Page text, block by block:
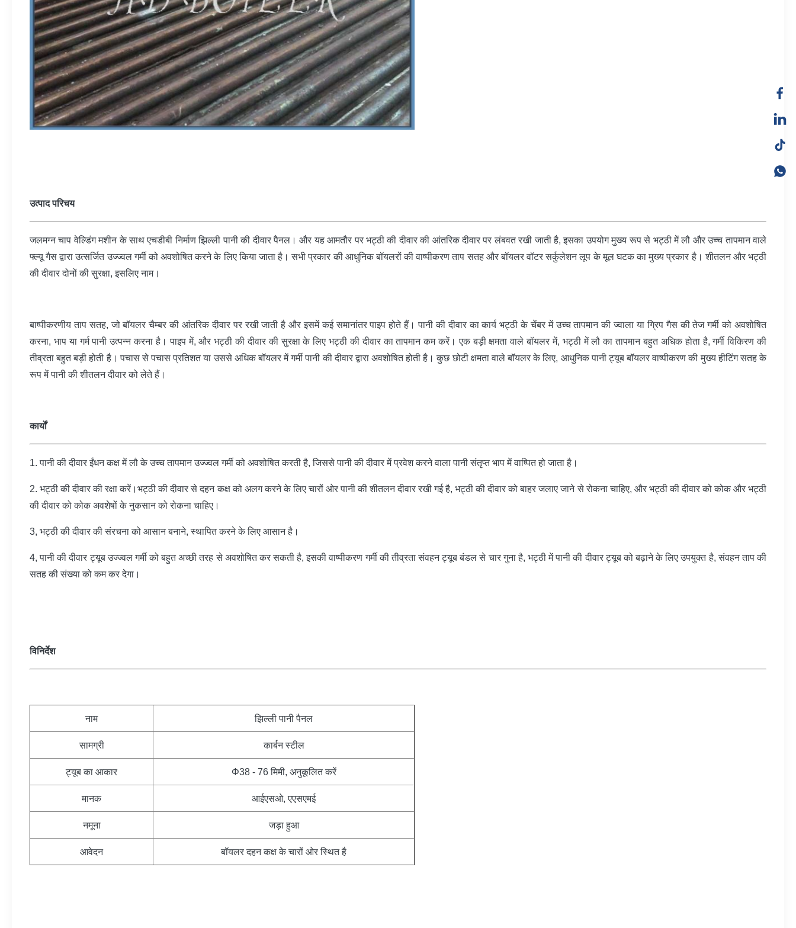
उत्पाद परिचय
जलमग्न चाप वेल्डिंग मशीन के साथ एचडीबी निर्माण झिल्ली पानी की दीवार पैनल। और यह आमतौर पर भट्ठी की दीवार की आंतरिक दीवार पर लंबवत रखी जाती है, इसका उपयोग मुख्य रूप से भट्ठी में लौ और उच्च तापमान वाले
फ्ल्यू गैस द्वारा उत्सर्जित उज्ज्वल गर्मी को अवशोषित करने के लिए किया जाता है। सभी प्रकार की आधुनिक बॉयलरों की वाष्पीकरण ताप सतह और बॉयलर वॉटर सर्कुलेशन लूप के मूल घटक का मुख्य प्रकार है। शीतलन और भट्ठी
की दीवार दोनों की सुरक्षा, इसलिए नाम।
बाष्पीकरणीय ताप सतह, जो बॉयलर चैम्बर की आंतरिक दीवार पर रखी जाती है और इसमें कई समानांतर पाइप होते हैं। पानी की दीवार का कार्य भट्ठी के चेंबर में उच्च तापमान की ज्वाला या ग्रिप गैस की तेज गर्मी को अवशोषित
करना, भाप या गर्म पानी उत्पन्न करना है। पाइप में, और भट्ठी की दीवार की सुरक्षा के लिए भट्ठी की दीवार का तापमान कम करें। एक बड़ी क्षमता वाले बॉयलर में, भट्ठी में लौ का तापमान बहुत अधिक होता है, गर्मी विकिरण की
तीव्रता बहुत बड़ी होती है। पचास से पचास प्रतिशत या उससे अधिक बॉयलर में गर्मी पानी की दीवार द्वारा अवशोषित होती है। कुछ छोटी क्षमता वाले बॉयलर के लिए, आधुनिक पानी ट्यूब बॉयलर वाष्पीकरण की मुख्य हीटिंग सतह के
रूप में पानी की शीतलन दीवार को लेते हैं।
कार्यों
1. पानी की दीवार ईंधन कक्ष में लौ के उच्च तापमान उज्ज्वल गर्मी को अवशोषित करती है, जिससे पानी की दीवार में प्रवेश करने वाला पानी संतृप्त भाप में वाष्पित हो जाता है।
2. भट्ठी की दीवार की रक्षा करें।भट्ठी की दीवार से दहन कक्ष को अलग करने के लिए चारों ओर पानी की शीतलन दीवार रखी गई है, भट्ठी की दीवार को बाहर जलाए जाने से रोकना चाहिए, और भट्ठी की दीवार को कोक और भट्ठी
की दीवार को कोक अवशेषों के नुकसान को रोकना चाहिए।
3, भट्ठी की दीवार की संरचना को आसान बनाने, स्थापित करने के लिए आसान है।
4, पानी की दीवार ट्यूब उज्ज्वल गर्मी को बहुत अच्छी तरह से अवशोषित कर सकती है, इसकी वाष्पीकरण गर्मी की तीव्रता संवहन ट्यूब बंडल से चार गुना है, भट्ठी में पानी की दीवार ट्यूब को बढ़ाने के लिए उपयुक्त है, संवहन ताप की
सतह की संख्या को कम कर देगा।
विनिर्देश
नाम झिल्ली पानी पैनल
सामग्री कार्बन स्टील
ट्यूब का आकार Φ38 - 76 मिमी, अनुकूलित करें
मानक आईएसओ, एएसएमई
नमूना जड़ा हुआ
आवेदन बॉयलर दहन कक्ष के चारों ओर स्थित है